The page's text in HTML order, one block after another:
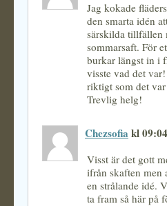
Jag kokade
den smarta idén
särskilda tillfällen
sommarsaft. För
burkar längst in i
visste vad det
riktigt som det
Trevlig helg!
Chezsofia kl
Visst är det gott
ifrån skaften men
en strålande idé.
ta fram så här på